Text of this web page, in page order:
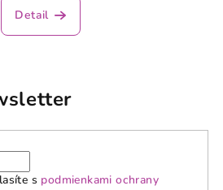
Detail
s podmienkami ochrany